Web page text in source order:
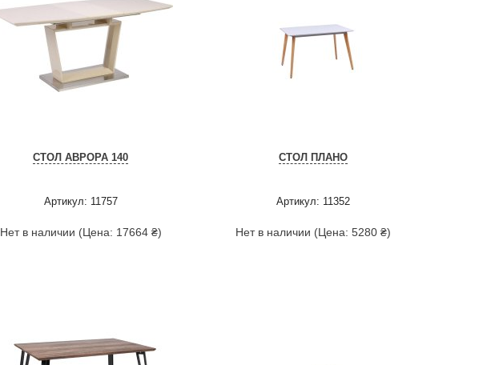
СТОЛ АВРОРА 140
Артикул: 11757
Нет в наличии (Цена: 17664 ₴)
СТОЛ ПЛАНО
Артикул: 11352
Нет в наличии (Цена: 5280 ₴)